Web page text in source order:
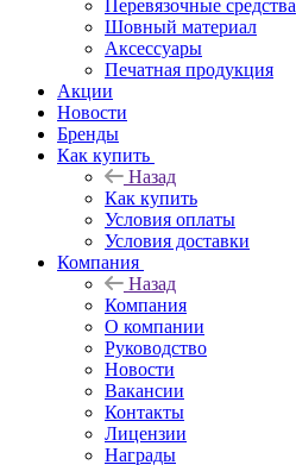
Перевязочные средства
Шовный материал
Аксессуары
Печатная продукция
Акции
Новости
Бренды
Как купить
Назад
Как купить
Условия оплаты
Условия доставки
Компания
Назад
Компания
О компании
Руководство
Новости
Вакансии
Контакты
Лицензии
Награды